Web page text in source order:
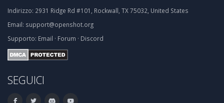
Indirizzo: 2931 Ridge Rd #101, Rockwall, TX 75032, United States
Email: support@openshot.org
Supporto: Email · Forum · Discord
SEGUICI